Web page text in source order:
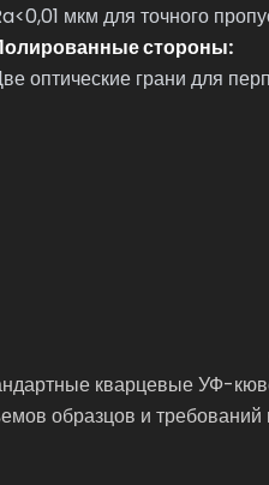
мкм для точного
стороны:
оптические грани для
кварцевые УФ-
образцов и